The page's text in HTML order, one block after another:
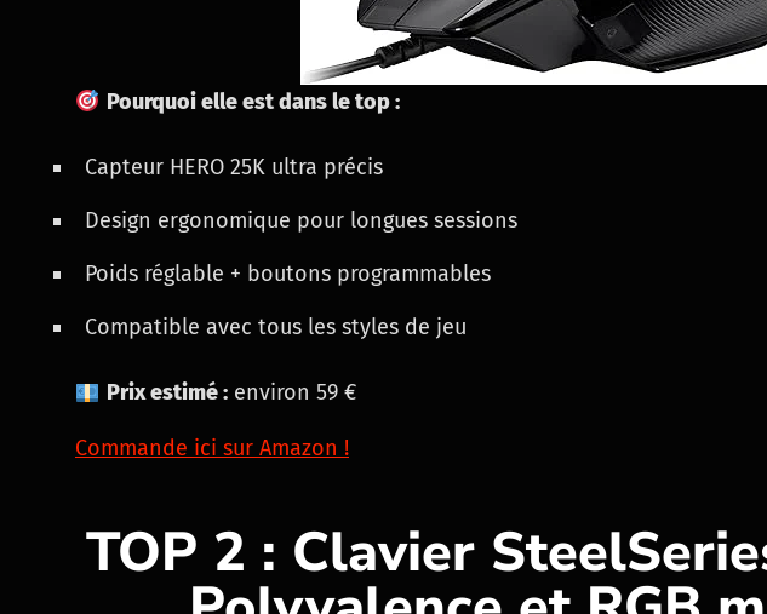
Pourquoi elle est dans le top :
Capteur HERO 25K ultra précis
Design ergonomique pour longues sessions
Poids réglable + boutons programmables
Compatible avec tous les styles de jeu
Prix estimé :environ 59 €
Commande ici sur Amazon !
TOP 2 : Clavier